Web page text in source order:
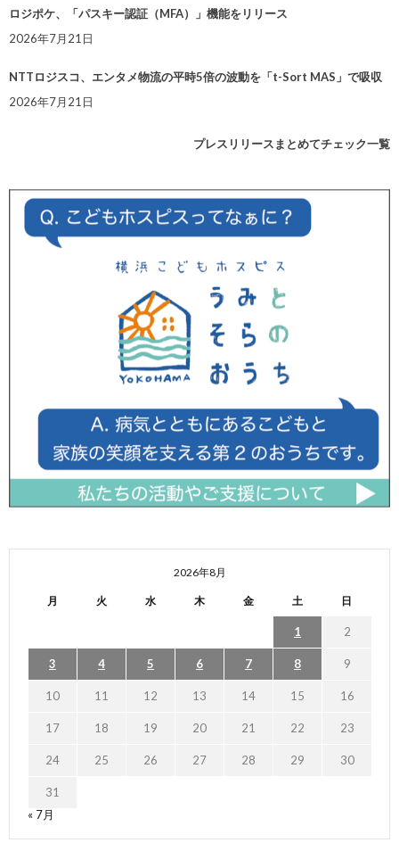
ロジポケ、「パスキー認証（MFA）」機能をリリース
2026年7月21日
NTTロジスコ、エンタメ物流の平時5倍の波動を「t-Sort MAS」で吸収
2026年7月21日
プレスリリースまとめてチェック一覧
2026年8月
月 火 水 木 金 土 日
1 2
3 4 5 6 7 8 9
10 11 12 13 14 15 16
17 18 19 20 21 22 23
24 25 26 27 28 29 30
31
« 7月